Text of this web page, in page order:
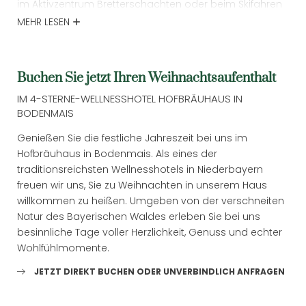
im Aktivzentrum Bretterschachten oder beim Skifahren
am Großen Arber – die Region rund um unser
Abends kehren Sie heim in die warme, festlich
geschmückte Atmosphäre des Hofbräuhauses –
Saunalandschaft aufzuwärmen und den Tag in aller
Ruhe ausklingen zu lassen.
MEHR LESEN
Buchen Sie jetzt Ihren Weihnachtsaufenthalt
IM 4-STERNE-WELLNESSHOTEL HOFBRÄUHAUS IN
BODENMAIS
Genießen Sie die festliche Jahreszeit bei uns im
Hofbräuhaus in Bodenmais. Als eines der
traditionsreichsten Wellnesshotels in Niederbayern
freuen wir uns, Sie zu Weihnachten in unserem Haus
willkommen zu heißen. Umgeben von der verschneiten
Natur des Bayerischen Waldes erleben Sie bei uns
besinnliche Tage voller Herzlichkeit, Genuss und echter
Wohlfühlmomente.
JETZT DIREKT BUCHEN ODER UNVERBINDLICH ANFRAGEN
Nachname
E-Mail
Einwilligung Marketing
* Pflichtfelder
JETZT ANMELDEN
Wonach suchen Sie?